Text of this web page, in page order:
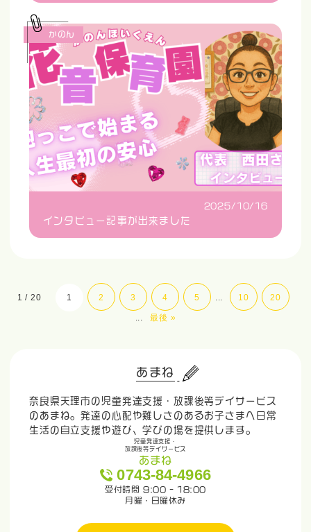
2025/10/16
インタビュー記事が出来ました
かのん
1 / 20 1 2 3 4 5 ... 10 20
... 最後 »
あまね
奈良県天理市の児童発達支援・放課後等デイサービス
のあまね。発達の心配や難しさのあるお子さまへ日常
生活の自立支援や遊び、学びの場を提供します。
児童発達支援・
放課後等デイサービス
あまね
0743-84-4966
受付時間 9:00 - 18:00
月曜・日曜休み